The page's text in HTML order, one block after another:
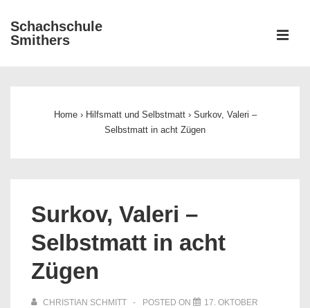
Zum
Inhalt
Schachschule
Smithers
Home › Hilfsmatt und Selbstmatt › Surkov, Valeri –
Selbstmatt in acht Zügen
Surkov, Valeri –
Selbstmatt in acht
Zügen
CHRISTIAN SCHMITT POSTED ON
17. OKTOBER